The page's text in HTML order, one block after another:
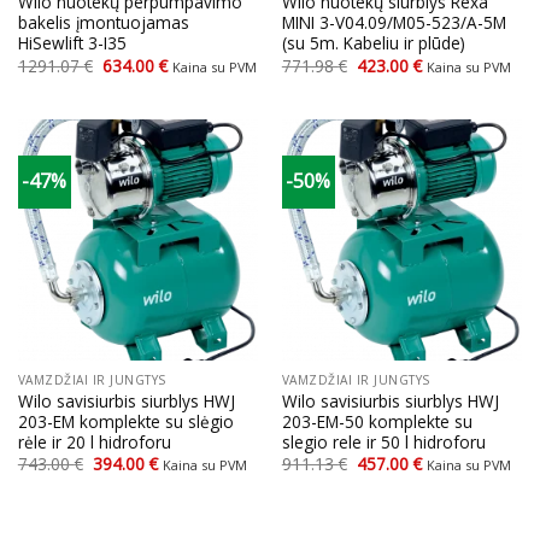
bakelis įmontuojamas
HiSewlift 3-I35
1291.07€ Original
price
634.00€Current
price
Kaina su PVM
MINI 3-V04.09/M05-523/A-5M
(su 5m. Kabeliu ir plūde)
771.98€ Original
price
423.00€Current
price
Kaina su PVM
-47%
VAMZDŽIAI IR JUNGTYS
Wilo savisiurbis siurblys HWJ
203-EM komplekte su slėgio
rėle ir 20 l hidroforu
743.00€ Original
394.00€Current
Kaina su PVM
-50%
VAMZDŽIAI IR JUNGTYS
Wilo savisiurbis siurblys HWJ
203-EM-50 komplekte su
slegio rele ir 50 l hidroforu
911.13€ Original
457.00€Current
Kaina su PVM